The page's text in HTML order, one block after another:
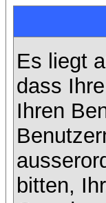
Es liegt
dass
Ihren
bitten,